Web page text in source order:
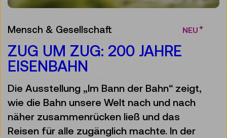
Mensch & Gesellschaft NEU
ZUG UM ZUG: 200 JAHRE
EISENBAHN
Die Ausstellung „Im Bann der Bahn“ zeigt,
wie die Bahn unsere Welt nach und nach
näher zusammenrücken ließ und das
Reisen für alle zugänglich machte. In der